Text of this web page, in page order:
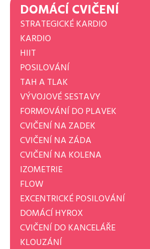
DOMÁCÍ CVIČENÍ
STRATEGICKÉ KARDIO
KARDIO
HIIT
POSILOVÁNÍ
TAH A TLAK
VÝVOJOVÉ SESTAVY
FORMOVÁNÍ DO PLAVEK
CVIČENÍ NA ZADEK
CVIČENÍ NA ZÁDA
CVIČENÍ NA KOLENA
IZOMETRIE
FLOW
EXCENTRICKÉ POSILOVÁNÍ
DOMÁCÍ HYROX
CVIČENÍ DO KANCELÁŘE
KLOUZÁNÍ